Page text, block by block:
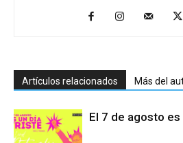
Artículos relacionados Más del
El 7 de agosto